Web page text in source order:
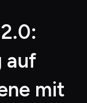
auf
mit